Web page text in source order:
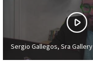
Sergio Gallegos, Sra Gallery